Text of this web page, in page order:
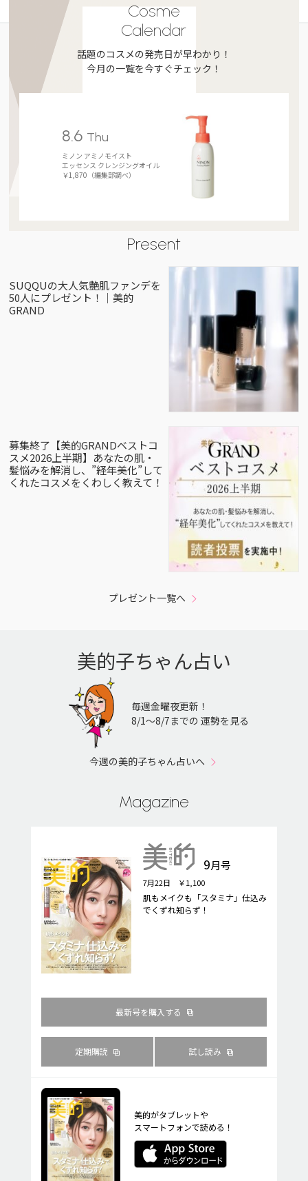
Cosme
Calendar
話題のコスメの発売日が早わかり！
今月の一覧を今すぐチェック！
8.6 Thu
ミノン アミノモイスト
エッセンス クレンジングオイル
￥1,870（編集部調べ）
Present
SUQQUの大人気艶肌ファンデを
50人にプレゼント！｜美的
GRAND
募集終了【美的GRANDベストコ
スメ2026上半期】あなたの肌・
髪悩みを解消し、”経年美化”して
くれたコスメをくわしく教えて！
プレゼント一覧へ
美的子ちゃん占い
毎週金曜夜更新！
8/1〜8/7までの 運勢を見る
今週の美的子ちゃん占いへ
Magazine
9月号
7月22日 ￥1,100
肌もメイクも「スタミナ」仕込み
でくずれ知らず！
最新号を購入する
定期購読 試し読み
美的がタブレットや
スマートフォンで読める！